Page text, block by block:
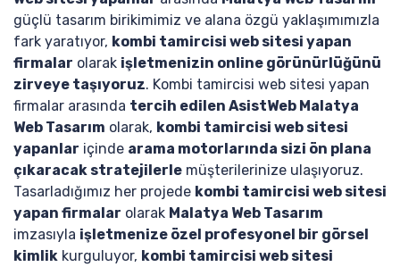
güçlü tasarım birikimimiz ve alana özgü yaklaşımımızla
fark yaratıyor, kombi tamircisi web sitesi yapan
firmalar olarak işletmenizin online görünürlüğünü
zirveye taşıyoruz. Kombi tamircisi web sitesi yapan
firmalar arasında tercih edilen AsistWeb Malatya
Web Tasarım olarak, kombi tamircisi web sitesi
yapanlar içinde arama motorlarında sizi ön plana
çıkaracak stratejilerle müşterilerinize ulaşıyoruz.
Tasarladığımız her projede kombi tamircisi web sitesi
yapan firmalar olarak Malatya Web Tasarım
imzasıyla işletmenize özel profesyonel bir görsel
kimlik kurguluyor, kombi tamircisi web sitesi